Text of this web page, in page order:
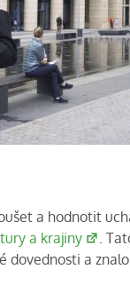
a hodnotit
a krajiny
.
dovednosti a